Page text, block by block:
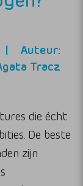
Auteur:
Tracz
die écht
De beste
zijn